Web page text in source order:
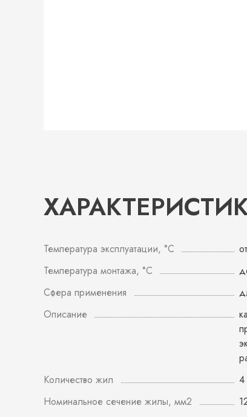
Температура эксплуатации, °С
Температура монтажа, °С
Сфера применения
Описание
Количество жил
4
Номинальное сечение жилы, мм2